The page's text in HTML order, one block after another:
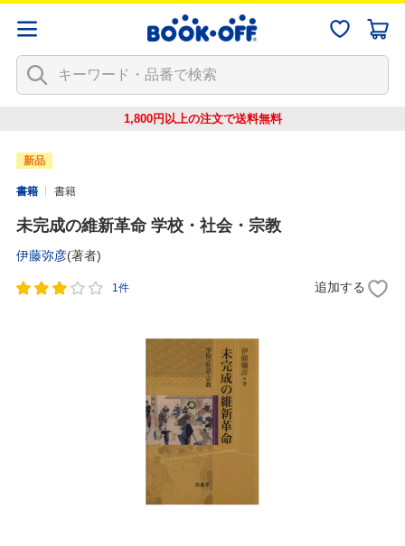
1,800円以上の注文で送料無料
新品
書籍 書籍
未完成の維新革命 学校・社会・宗教
伊藤弥彦(著者)
1件 追加する